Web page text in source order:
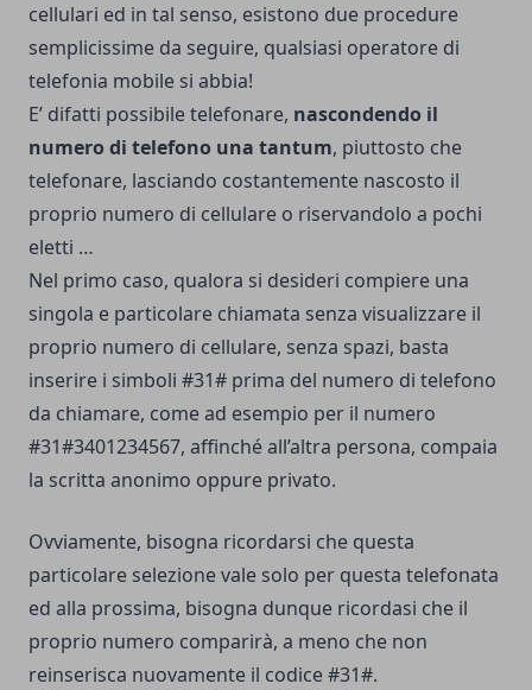
cellulari ed in tal senso, esistono due procedure
semplicissime da seguire, qualsiasi operatore di
telefonia mobile si abbia!
E’ difatti possibile telefonare, nascondendo il
numero di telefono una tantum, piuttosto che
telefonare, lasciando costantemente nascosto il
proprio numero di cellulare o riservandolo a pochi
eletti …
Nel primo caso, qualora si desideri compiere una
singola e particolare chiamata senza visualizzare il
proprio numero di cellulare, senza spazi, basta
inserire i simboli #31# prima del numero di telefono
da chiamare, come ad esempio per il numero
#31#3401234567, affinché all’altra persona, compaia
la scritta anonimo oppure privato.
Ovviamente, bisogna ricordarsi che questa
particolare selezione vale solo per questa telefonata
ed alla prossima, bisogna dunque ricordasi che il
proprio numero comparirà, a meno che non
reinserisca nuovamente il codice #31#.